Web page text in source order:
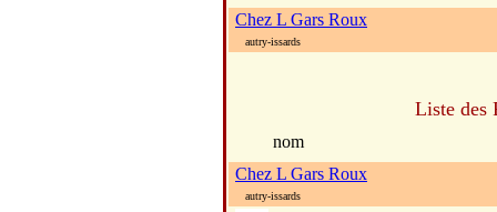
Chez L Gars Roux
autry-issards
Liste des
nom
Chez L Gars Roux
autry-issards